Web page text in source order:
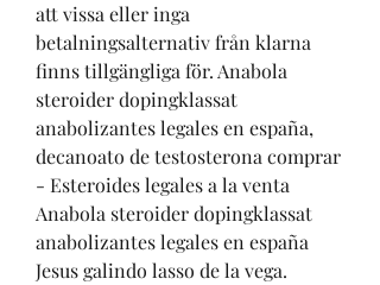
att vissa eller inga
betalningsalternativ från klarna
finns tillgängliga för. Anabola
steroider dopingklassat
anabolizantes legales en españa,
decanoato de testosterona comprar
- Esteroides legales a la venta
Anabola steroider dopingklassat
anabolizantes legales en españa
Jesus galindo lasso de la vega.